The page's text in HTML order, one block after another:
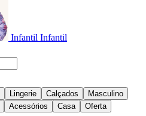
Infantil Infantil
Lingerie Calçados
Masculino
Acessórios Casa Oferta